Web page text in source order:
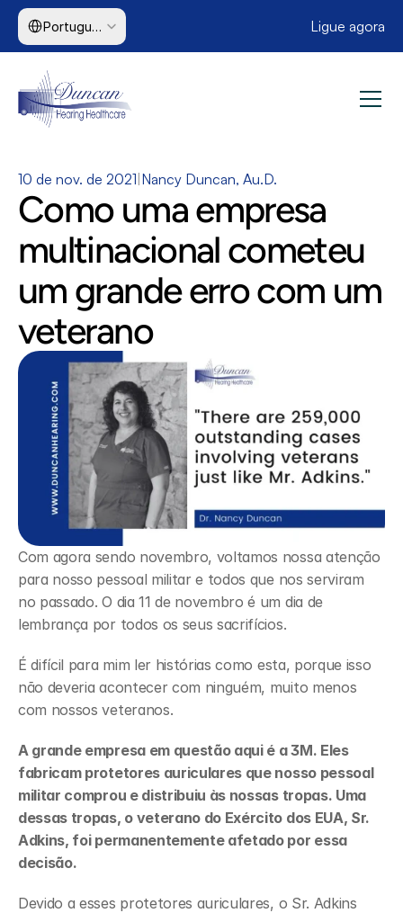
Select Language
Portuguese (Brazil) Ligue agora
10 de nov. de 2021 Nancy Duncan, Au.D.
Como uma empresa
multinacional cometeu
um grande erro com um
veterano
Com agora sendo novembro, voltamos nossa atenção
para nosso pessoal militar e todos que nos serviram
no passado. O dia 11 de novembro é um dia de
lembrança por todos os seus sacrifícios.
É difícil para mim ler histórias como esta, porque isso
não deveria acontecer com ninguém, muito menos
com nossos veteranos.
A grande empresa em questão aqui é a 3M. Eles
fabricam protetores auriculares que nosso pessoal
militar comprou e distribuiu às nossas tropas. Uma
dessas tropas, o veterano do Exército dos EUA, Sr.
Adkins, foi permanentemente afetado por essa
decisão.
Devido a esses protetores auriculares, o Sr. Adkins